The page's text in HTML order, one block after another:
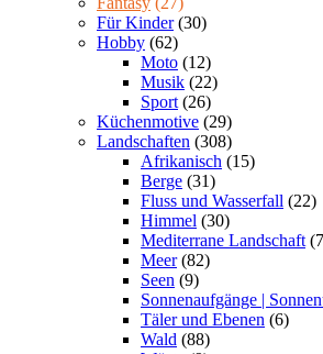
Für Kinder (30)
Hobby (62)
Moto (12)
Musik (22)
Sport (26)
Küchenmotive (29)
Landschaften (308)
Afrikanisch (15)
Berge (31)
Fluss und Wasserfall (22)
Himmel (30)
Mediterrane Landschaft
Meer (82)
Seen (9)
Sonnenaufgänge |
Täler und Ebenen (6)
Wald (88)